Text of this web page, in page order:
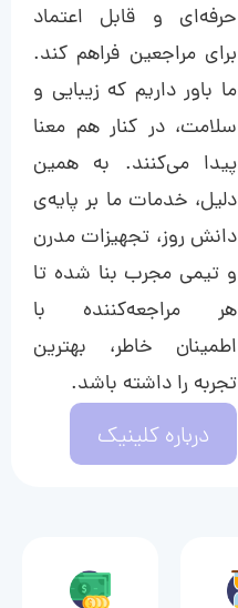
حرفه‌ای و قابل اعتماد
برای مراجعین فراهم کند.
ما باور داریم که زیبایی و
سلامت، در کنار هم معنا
پیدا می‌کنند. به همین
دلیل، خدمات ما بر پایه‌ی
دانش روز، تجهیزات مدرن
و تیمی مجرب بنا شده تا
هر مراجعه‌کننده با
اطمینان خاطر، بهترین
تجربه را داشته باشد.
درباره کلینیک